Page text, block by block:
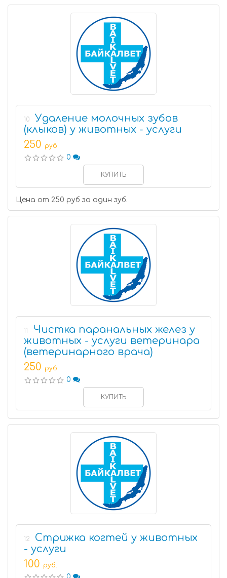
10
Удаление молочных зубов
(клыков) у животных - услуги
250 руб.
0
КУПИТЬ
Цена от 250 руб за один зуб.
11
Чистка паранальных желез у
животных - услуги ветеринара
(ветеринарного врача)
250 руб.
0
КУПИТЬ
12
Стрижка когтей у животных
- услуги
100 руб.